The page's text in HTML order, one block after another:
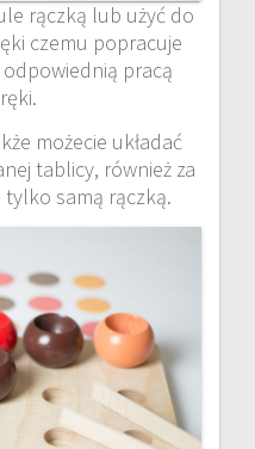
rączką lub użyć do
czemu popracuje
pracą
możecie układać
tablicy, również za
samą rączką.